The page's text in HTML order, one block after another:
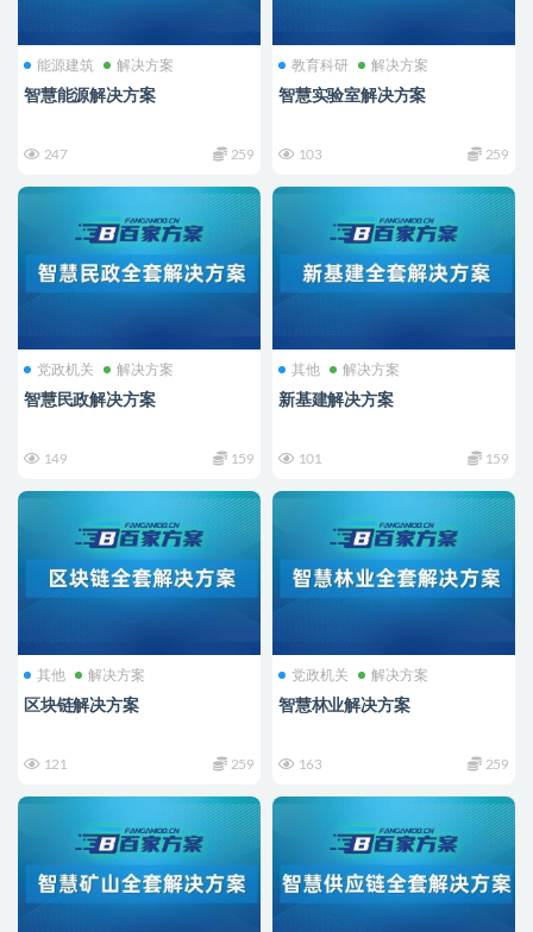
能源建筑 解决方案
智慧能源解决方案
247 259
教育科研 解决方案
智慧实验室解决方案
103 259
党政机关 解决方案
智慧民政解决方案
149 159
其他 解决方案
新基建解决方案
101 159
其他 解决方案
区块链解决方案
121 259
党政机关 解决方案
智慧林业解决方案
163 259